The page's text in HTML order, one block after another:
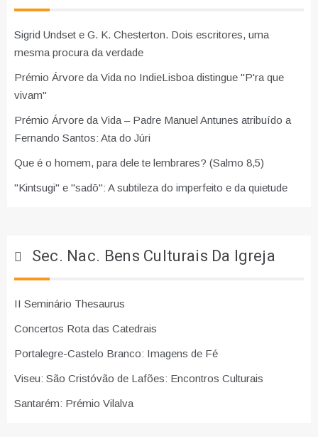
Sigrid Undset e G. K. Chesterton. Dois escritores, uma
mesma procura da verdade
Prémio Árvore da Vida no IndieLisboa distingue "P'ra que
vivam"
Prémio Árvore da Vida – Padre Manuel Antunes atribuído a
Fernando Santos: Ata do Júri
Que é o homem, para dele te lembrares? (Salmo 8,5)
"Kintsugi" e "sadō": A subtileza do imperfeito e da quietude
Sec. Nac. Bens Culturais Da Igreja
II Seminário Thesaurus
Concertos Rota das Catedrais
Portalegre-Castelo Branco: Imagens de Fé
Viseu: São Cristóvão de Lafões: Encontros Culturais
Santarém: Prémio Vilalva